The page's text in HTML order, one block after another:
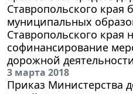
Ставропольского края
муниципальных
Ставропольского края
софинансирование
дорожной
3 марта 2018
Приказ Министерства